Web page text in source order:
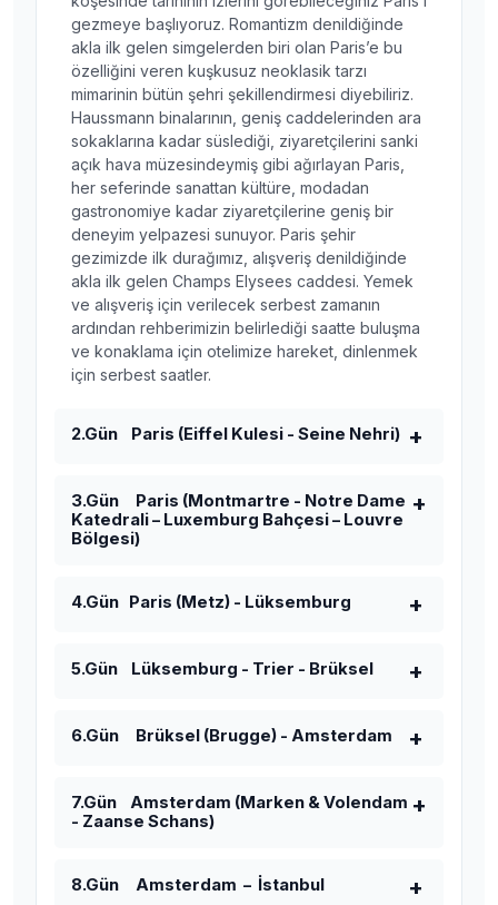
gezmeye başlıyoruz. Romantizm denildiğinde
akla ilk gelen simgelerden biri olan Paris’e bu
özelliğini veren kuşkusuz neoklasik tarzı
mimarinin bütün şehri şekillendirmesi diyebiliriz.
Haussmann binalarının, geniş caddelerinden ara
sokaklarına kadar süslediği, ziyaretçilerini sanki
açık hava müzesindeymiş gibi ağırlayan Paris,
her seferinde sanattan kültüre, modadan
gastronomiye kadar ziyaretçilerine geniş bir
deneyim yelpazesi sunuyor. Paris şehir
gezimizde ilk durağımız, alışveriş denildiğinde
akla ilk gelen Champs Elysees caddesi. Yemek
ve alışveriş için verilecek serbest zamanın
ardından rehberimizin belirlediği saatte buluşma
ve konaklama için otelimize hareket, dinlenmek
için serbest saatler.
2.Gün Paris (Eiffel Kulesi - Seine Nehri)
3.Gün Paris (Montmartre - Notre Dame
Katedrali – Luxemburg Bahçesi – Louvre
Bölgesi)
4.Gün Paris (Metz) - Lüksemburg
5.Gün Lüksemburg - Trier - Brüksel
6.Gün Brüksel (Brugge) - Amsterdam
7.Gün Amsterdam (Marken & Volendam
- Zaanse Schans)
8.Gün Amsterdam – İstanbul